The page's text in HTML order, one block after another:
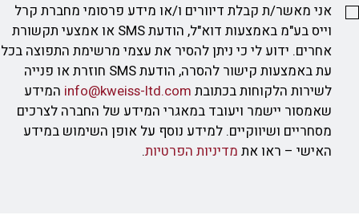
אני מאשר/ת קבלת דיוורים ו/או מידע פרסומי מחברת קרל
וייס בע"מ באמצעות דוא"ל, הודעת SMS או אמצעי תקשורת
אחרים. ידוע לי כי ניתן להסיר את עצמי מרשימת התפוצה בכל
עת באמצעות קישור להסרה, הודעת SMS חוזרת או פנייה
לשירות הלקוחות בכתובת info@kweiss-ltd.com המידע
שאמסור יישמר ויעובד במאגרי המידע של החברה לצרכים
מסחריים ושיווקיים. למידע נוסף על אופן השימוש במידע
האישי – ראו את מדיניות הפרטיות.